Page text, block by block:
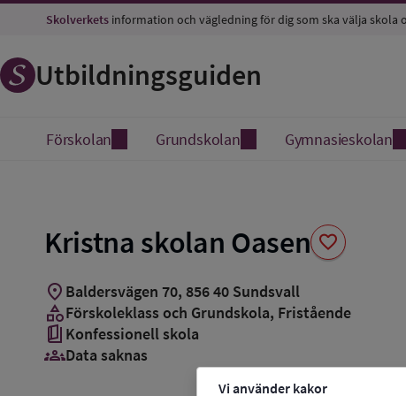
Vi använder kakor
Skolverkets information och vägledning för dig som ska välja skola
Utbildningsguiden
Förskolan Grundskolan Gymnasieskolan
Kristna skolan Oasen favorite
Spara
location_on Baldersvägen 70, 85640 Sundsvall
categoryFörskoleklass och Grundskola, Fristående
book_5 Konfessionell skola
groups_3Data saknas